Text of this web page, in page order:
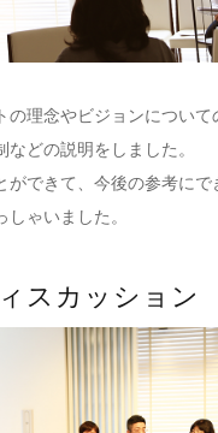
の理念やビジョンについて
どの説明をしました。
ができて、今後の参考にで
ゃいました。
スカッション